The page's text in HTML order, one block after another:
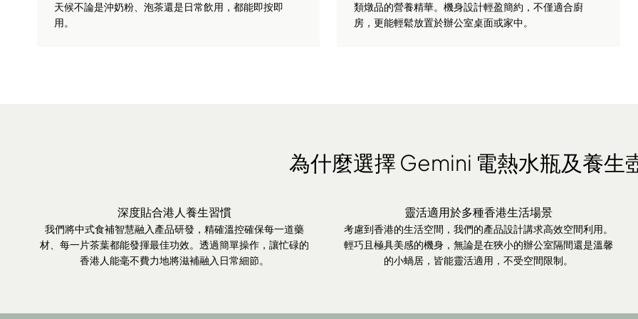
天候不論是沖奶粉、泡茶還是日常飲用，都能即按即
用。
類燉品的營養精華。機身設計輕盈簡約，不僅適合廚
房，更能輕鬆放置於辦公室桌面或家中。
為什麼選擇 Gemini 電熱水瓶及養生
深度貼合港人養生習慣
我們將中式食補智慧融入產品研發，精確溫控確保每一道藥
材、每一片茶葉都能發揮最佳功效。透過簡單操作，讓忙碌的
香港人能毫不費力地將滋補融入日常細節。
靈活適用於多種香港生活場景
考慮到香港的生活空間，我們的產品設計講求高效空間利用。
輕巧且極具美感的機身，無論是在狹小的辦公室隔間還是溫馨
的小蝸居，皆能靈活適用，不受空間限制。